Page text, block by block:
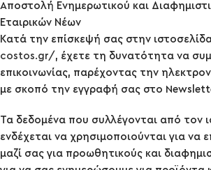
Aποστολή Ενημερωτικού και
Εταιρικών Νέων
Κατά την επίσκεψή σας στην
costos.gr/ , έχετε τη δυνατότητα να
επικοινωνίας, παρέχοντας την
με σκοπό την εγγραφή σας στο
Τα δεδομένα που συλλέγονται από τον
ενδέχεται να χρησιμοποιούνται για να
μαζί σας για προωθητικούς και